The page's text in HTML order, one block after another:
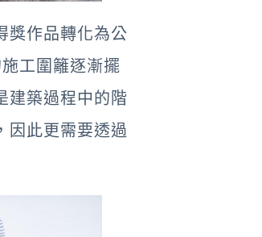
獎作品轉化為公
工圍籬逐漸擺
建築過程中的階
因此更需要透過